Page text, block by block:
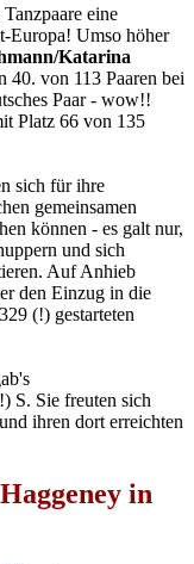
eine
Europa! Umso höher
Katarina
40. von 113 Paaren bei
Paar - wow!!
Platz 66 von 135
sich für ihre
gemeinsamen
können - es galt nur,
und sich
Auf Anhieb
den Einzug in die
(!) gestarteten
S. Sie freuten sich
ihren dort erreichten
in